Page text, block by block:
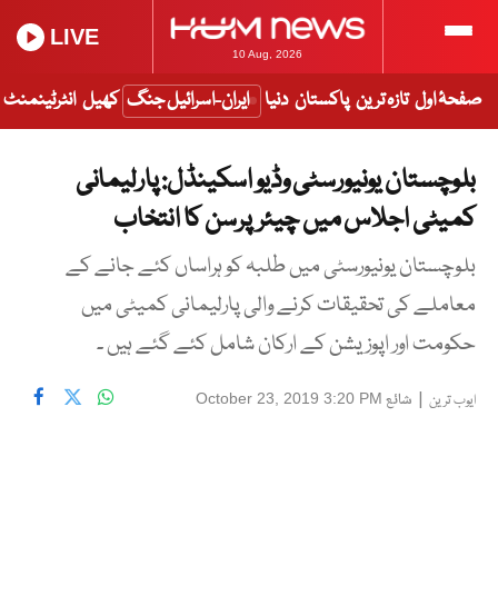
10 Aug, 2026
LIVE
صفحۂ اول تازہ ترین پاکستان دنیا ایران-اسرائیل جنگ کھیل انٹرٹینمنٹ
بلوچستان یونیورسٹی وڈیو اسکینڈل: پارلیمانی
کمیٹی اجلاس میں چیئرپرسن کا انتخاب
بلوچستان یونیورسٹی میں طلبہ کو ہراساں کئے جانے کے
معاملے کی تحقیقات کرنے والی پارلیمانی کمیٹی میں
حکومت اور اپوزیشن کے ارکان شامل کئے گئے ہیں ۔
ایوب ترین | شائع October 23, 2019 3:20 PM